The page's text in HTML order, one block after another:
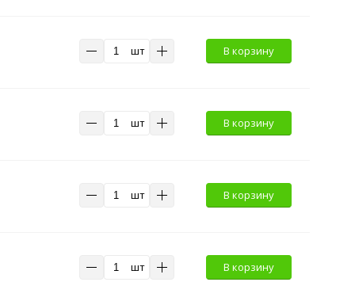
шт В корзину
шт В корзину
шт В корзину
шт В корзину